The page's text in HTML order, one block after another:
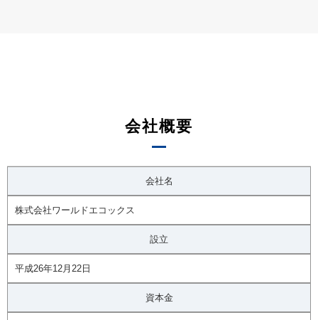
会社概要
会社名
株式会社ワールドエコックス
設立
平成26年12月22日
資本金